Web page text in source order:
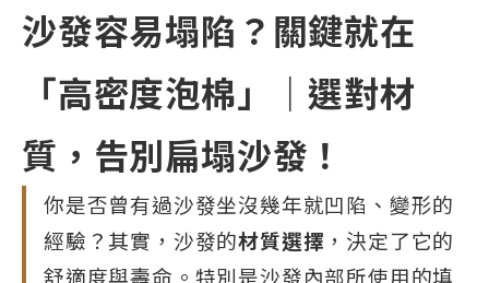
沙發容易塌陷？關鍵就在
「高密度泡棉」｜選對材
質，告別扁塌沙發！
你是否曾有過沙發坐沒幾年就凹陷、變形的
經驗？其實，沙發的材質選擇 ，決定了它的
舒適度與壽命。特別是沙發內部所使用的填